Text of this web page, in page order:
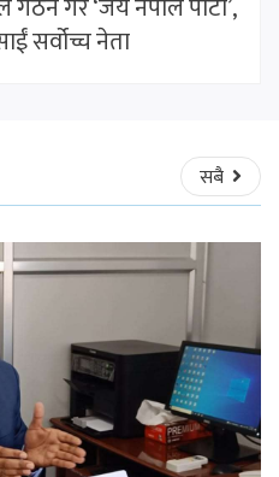
गठन गरे ‘जय नेपाल पार्टी’,
सर्वोच्च नेता
सबै